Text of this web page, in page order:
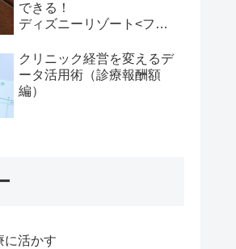
できる！
ディズニーリゾート<ファ
帯予約」活用術 その１
クリニック経営を変えるデ
ータ活用術（診療報酬額
編）
に活かす